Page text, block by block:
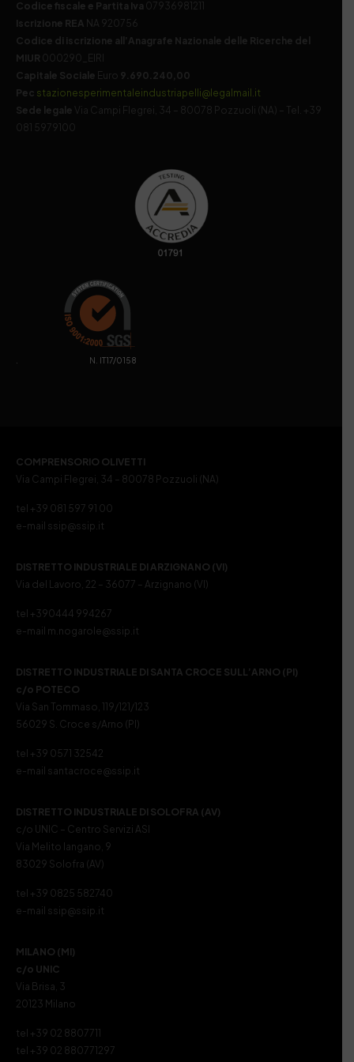
Codice fiscale e Partita Iva 07936981211
Iscrizione REA NA 920756
Codice di iscrizione all’Anagrafe Nazionale delle Ricerche del
MIUR 000290_EIRI
Capitale Sociale Euro 9.690.240,00
Pec stazionesperimentaleindustriapelli@legalmail.it
Sede legale
Via Campi Flegrei, 34 – 80078 Pozzuoli (NA) – Tel. +39
081 5979100
. N. IT17/0158
COMPRENSORIO OLIVETTI
Via Campi Flegrei, 34 – 80078 Pozzuoli (NA)
tel +39 081 597 91 00
e-mail ssip@ssip.it
DISTRETTO INDUSTRIALE DI ARZIGNANO (VI)
Via del Lavoro, 22 – 36077 – Arzignano (VI)
tel +390444 994267
e-mail m.nogarole@ssip.it
DISTRETTO INDUSTRIALE DI SANTA CROCE SULL’ARNO (PI)
c/o POTECO
Via San Tommaso, 119/121/123
56029 S. Croce s/Arno (PI)
tel +39 0571 32542
e-mail santacroce@ssip.it
DISTRETTO INDUSTRIALE DI SOLOFRA (AV)
c/o UNIC – Centro Servizi ASI
Via Melito Iangano, 9
83029 Solofra (AV)
tel +39 0825 582740
e-mail ssip@ssip.it
MILANO (MI)
c/o UNIC
Via Brisa, 3
20123 Milano
tel +39 02 8807711
tel +39 02 880771297